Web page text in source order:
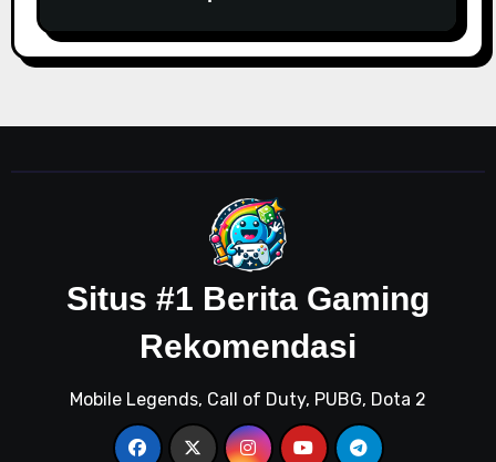
Situs #1 Berita Gaming
Rekomendasi
Mobile Legends, Call of Duty, PUBG, Dota 2